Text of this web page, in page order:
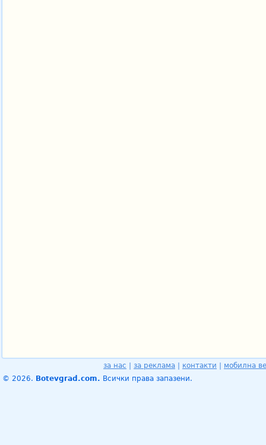
за нас за реклама контакти
мобилна
© 2026. Botevgrad.com. Всички права запазени.